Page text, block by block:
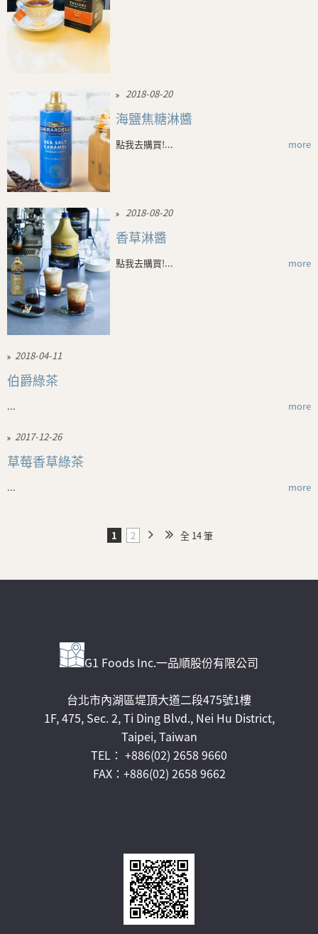
2018-08-20
海鹽焦糖淋醬
點我去購買!... more
2018-08-20
香草淋醬
點我去購買!... more
2018-04-11
伯爵綠茶
... more
2017-12-26
草莓香草綠茶
... more
1 2 全 14 筆
G1 Foods Inc.一品順股份有限公司
台北市內湖區堤頂大道二段475號1樓
1F, 475, Sec. 2, Ti Ding Blvd., Nei Hu District,
Taipei, Taiwan
TEL： +886(02) 2658 9660
FAX：+886(02) 2658 9662